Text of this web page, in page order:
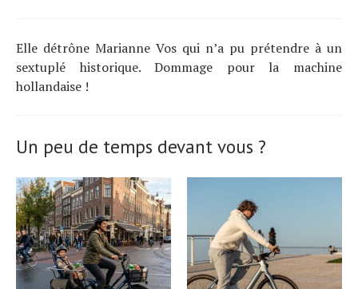
Elle détrône Marianne Vos qui n’a pu prétendre à un
sextuplé historique. Dommage pour la machine
hollandaise !
Un peu de temps devant vous ?